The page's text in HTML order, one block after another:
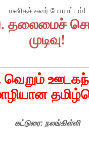
மனிதச் சுவர் போராட்டம்!
. தலைமைச்
முடிவு!
வெறும்
கட்டுரை: நலங்கிள்ளி